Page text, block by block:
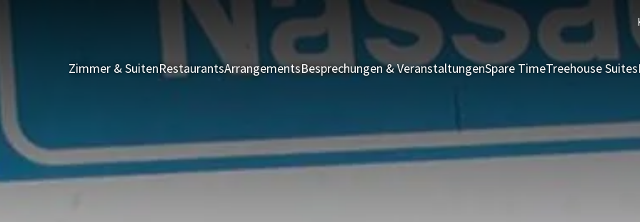
Zimmer & SuitenRestaurantsArrangementsBesprechungen & VeranstaltungenSpare TimeTreehouse Suites